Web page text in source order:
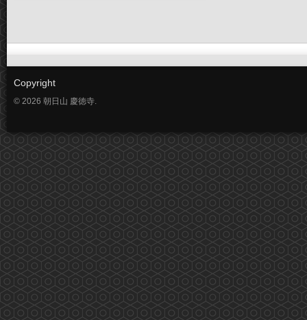
Copyright
© 2026 朝日山 慶徳寺.